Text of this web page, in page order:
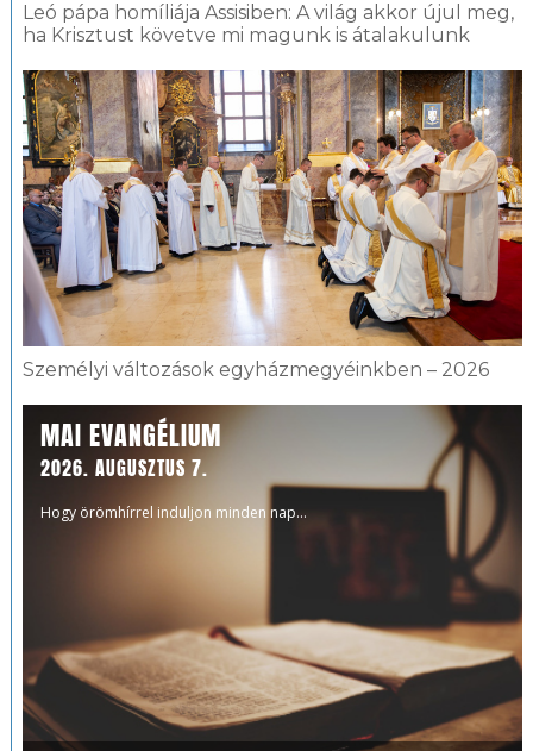
Leó pápa homíliája Assisiben: A világ akkor újul meg,
ha Krisztust követve mi magunk is átalakulunk
Személyi változások egyházmegyéinkben – 2026
MAI EVANGÉLIUM
2026. AUGUSZTUS 7.
Hogy örömhírrel induljon minden nap...